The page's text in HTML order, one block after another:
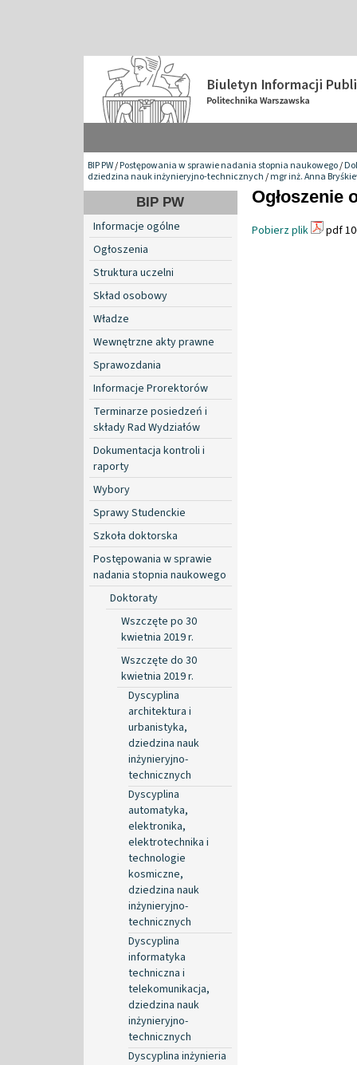
BIP PW/Postępowania w sprawie nadania stopnia naukowego/
dziedzina nauk inżynieryjno-technicznych/mgr inż. Anna
BIP PW
Informacje ogólne
Ogłoszenia
Struktura uczelni
Skład osobowy
Władze
Wewnętrzne akty prawne
Sprawozdania
Informacje Prorektorów
Terminarze posiedzeń i
składy Rad Wydziałów
Dokumentacja kontroli i
raporty
Wybory
Sprawy Studenckie
Szkoła doktorska
Postępowania w sprawie
nadania stopnia naukowego
Doktoraty
Wszczęte po 30
kwietnia 2019 r.
Wszczęte do 30
kwietnia 2019 r.
Dyscyplina
architektura i
urbanistyka,
dziedzina nauk
inżynieryjno-
technicznych
Dyscyplina
automatyka,
elektronika,
elektrotechnika i
technologie
kosmiczne,
dziedzina nauk
inżynieryjno-
technicznych
Dyscyplina
informatyka
techniczna i
telekomunikacja,
dziedzina nauk
inżynieryjno-
technicznych
Dyscyplina inżynieria
Ogłoszenie
Pobierz plik pdf